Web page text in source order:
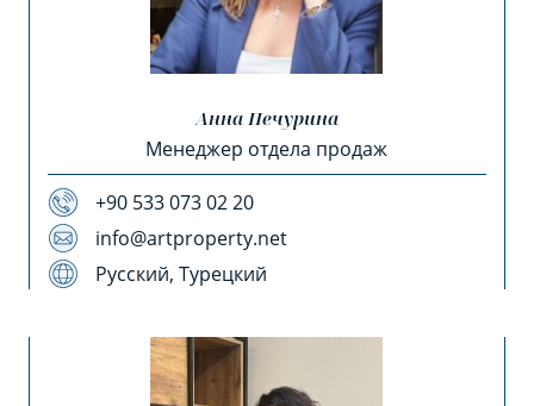
Анна Печурина
Менеджер отдела продаж
+90 533 073 02 20
info@artproperty.net
Русский, Турецкий